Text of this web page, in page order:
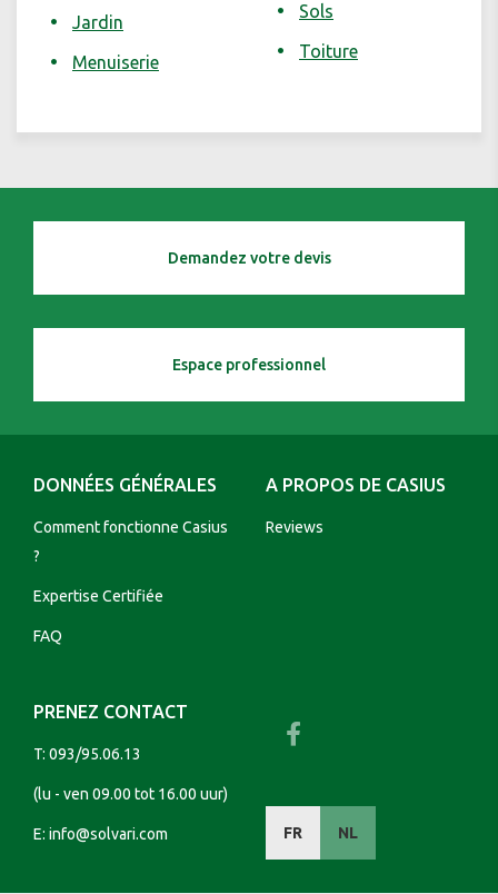
Jardin
Menuiserie
Sols
Toiture
Demandez votre devis
Espace professionnel
DONNÉES GÉNÉRALES
Comment fonctionne Casius
?
Expertise Certifiée
FAQ
A PROPOS DE CASIUS
Reviews
PRENEZ CONTACT
T: 093/95.06.13
(lu - ven 09.00 tot 16.00 uur)
E: info@solvari.com FR NL